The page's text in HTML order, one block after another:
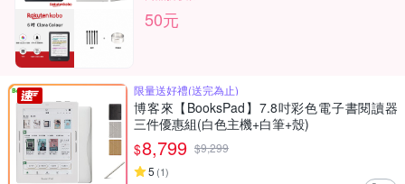
50元
限量送好禮(送完為止)
博客來【BooksPad】7.8吋彩色電子書閱讀器
三件優惠組(白色主機+白筆+殼)
$8,799 $9,299
5 (1)